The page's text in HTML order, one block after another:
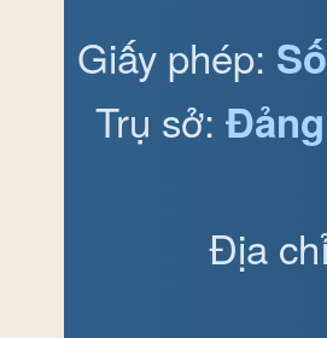
Giấy phép:
Trụ sở:
Địa